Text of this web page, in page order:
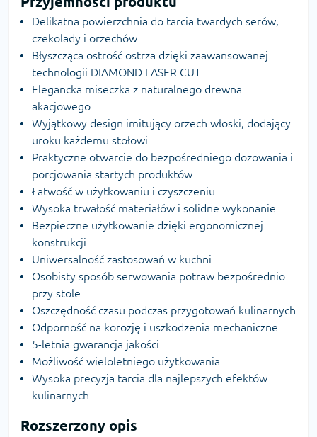
Delikatna powierzchnia do tarcia twardych serów,
czekolady i orzechów
Błyszcząca ostrość ostrza dzięki zaawansowanej
technologii DIAMOND LASER CUT
Elegancka miseczka z naturalnego drewna
akacjowego
Wyjątkowy design imitujący orzech włoski, dodający
uroku każdemu stołowi
Praktyczne otwarcie do bezpośredniego dozowania i
porcjowania startych produktów
Łatwość w użytkowaniu i czyszczeniu
Wysoka trwałość materiałów i solidne wykonanie
Bezpieczne użytkowanie dzięki ergonomicznej
konstrukcji
Uniwersalność zastosowań w kuchni
Osobisty sposób serwowania potraw bezpośrednio
przy stole
Oszczędność czasu podczas przygotowań kulinarnych
Odporność na korozję i uszkodzenia mechaniczne
5-letnia gwarancja jakości
Możliwość wieloletniego użytkowania
Wysoka precyzja tarcia dla najlepszych efektów
kulinarnych
Rozszerzony opis